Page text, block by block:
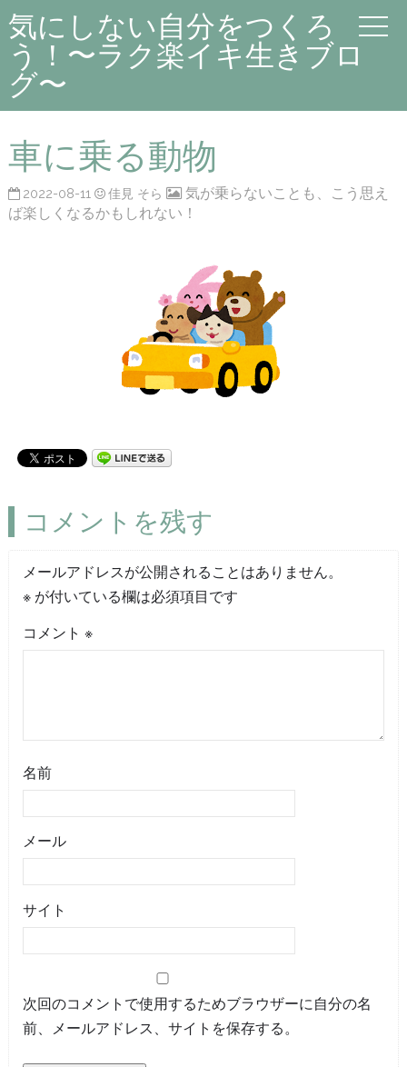
気にしない自分をつくろ
う！〜ラク楽イキ生きブロ
グ〜
車に乗る動物
2022-08-11 佳見 そら
気が乗らないことも、こう思え
ば楽しくなるかもしれない！
コメントを残す
メールアドレスが公開されることはありません。
※が付いている欄は必須項目です
コメント ※
名前
メール
サイト
次回のコメントで使用するためブラウザーに自分の名
前、メールアドレス、サイトを保存する。